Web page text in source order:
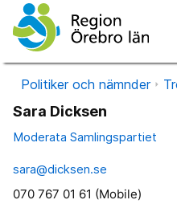
Politiker och nämnder
Sara Dicksen
Moderata Samlingspartiet
sara@dicksen.se
070 767 01 61 (Mobile)